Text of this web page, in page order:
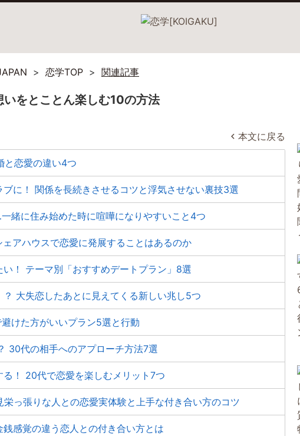
恋学TOP 関連記事
をとことん楽しむ10の方法
本文に戻る
と恋愛の違い4つ
に！ 関係を長続きさせるコツと浮気させない裏技3選
緒に住み始めた時に喧嘩になりやすいこと4つ
アハウスで恋愛に発展することはあるのか
！ テーマ別「おすすめデートプラン」8選
大失恋したあとに見えてくる新しい兆し5つ
けた方がいいプラン5選と行動
30代の相手へのアプローチ方法7選
！ 20代で恋愛を楽しむメリット7つ
っ張りな人との恋愛実体験と上手な付き合い方のコツ
感覚の違う恋人との付き合い方とは